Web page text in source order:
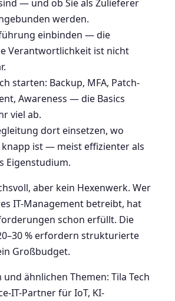
— und ob Sie als Zulieferer
werden.
einbinden — die
Verantwortlichkeit ist nicht
starten: Backup, MFA, Patch-
Awareness — die Basics
viel ab.
dort einsetzen, wo
ist — meist effizienter als
Eigenstudium.
aber kein Hexenwerk. Wer
IT-Management betreibt, hat
schon erfüllt. Die
% erfordern strukturierte
Großbudget.
ähnlichen Themen: Tila Tech
IT-Partner für IoT, KI-